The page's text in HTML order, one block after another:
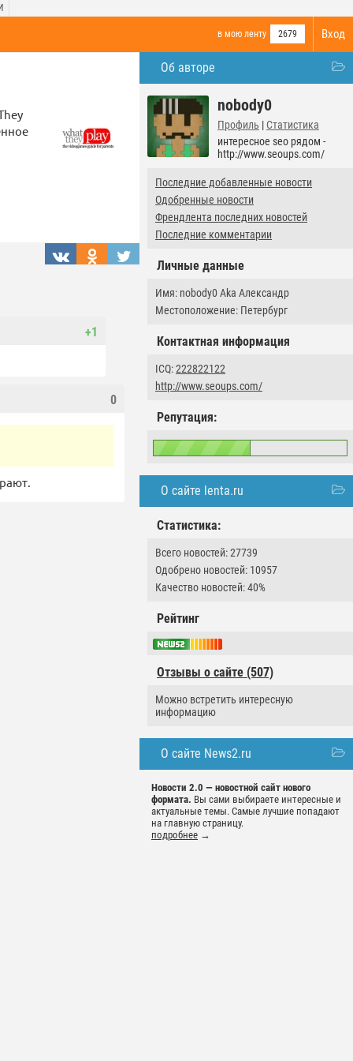
Вход
в мою ленту 2679
Об авторе
nobody0
Профиль | Статистика
интересное seo рядом -
http://www.seoups.com/
Последние добавленные новости
Одобренные новости
Френдлента последних новостей
Последние комментарии
Личные данные
Имя: nobody0 Aka Александр
Местоположение: Петербург
Контактная информация
ICQ:222822122
http://www.seoups.com/
Репутация:
О сайте lenta.ru
Статистика:
Всего новостей: 27739
Одобрено новостей: 10957
Качество новостей: 40%
Рейтинг
Отзывы о сайте (507)
Можно встретить интересную
информацию
О сайте News2.ru
Новости 2.0 — новостной сайт нового
формата. Вы сами выбираете интересные и
актуальные темы. Самые лучшие попадают
на главную страницу.
подробнее →
+1
0